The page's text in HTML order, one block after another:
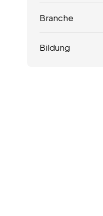
Branche
Bildung